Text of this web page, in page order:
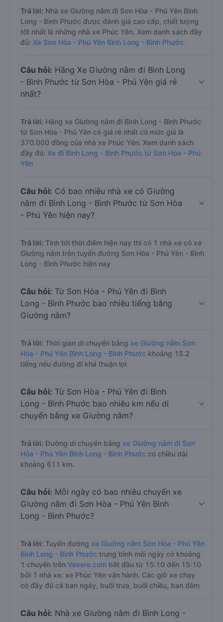
Trả lời: Nhà xe Giường nằm đi Sơn Hòa - Phú Yên Bình
Long - Bình Phước được đánh giá cao cấp, chất lượng
tốt nhất là những nhà xe Phúc Yên. Xem danh sách đầy
đủ: Xe Sơn Hòa - Phú Yên Bình Long - Bình Phước
Câu hỏi: Hãng Xe Giường nằm đi Bình Long
- Bình Phước từ Sơn Hòa - Phú Yên giá rẻ
nhất?
Trả lời: Hãng xe Giường nằm đi Bình Long - Bình Phước
từ Sơn Hòa - Phú Yên có giá rẻ nhất có mức giá là
370.000 đồng của nhà xe Phúc Yên. Xem danh sách
đầy đủ: Xe đi Bình Long - Bình Phước từ Sơn Hòa - Phú
Yên
Câu hỏi: Có bao nhiêu nhà xe có Giường
nằm đi Bình Long - Bình Phước từ Sơn Hòa
- Phú Yên hiện nay?
Trả lời: Tính tới thời điểm hiện nay thì có 1 nhà xe có xe
Giường nằm trên tuyến đường Sơn Hòa - Phú Yên - Bình
Long - Bình Phước hiện nay
Câu hỏi: Từ Sơn Hòa - Phú Yên đi Bình
Long - Bình Phước bao nhiêu tiếng bằng
Giường nằm?
Trả lời: Thời gian di chuyển bằng xe Giường nằm Sơn
Hòa - Phú Yên Bình Long - Bình Phước khoảng 15.2
tiếng nếu đường đi khá thuận lợi
Câu hỏi: Từ Sơn Hòa - Phú Yên đi Bình
Long - Bình Phước bao nhiêu km nếu di
chuyển bằng xe Giường nằm?
Trả lời: Đường di chuyển bằng xe Giường nằm đi Sơn
Hòa - Phú Yên Bình Long - Bình Phước có chiều dài
khoảng 611 km.
Câu hỏi: Mỗi ngày có bao nhiêu chuyến xe
Giường nằm đi Sơn Hòa - Phú Yên Bình
Long - Bình Phước?
Trả lời: Tuyến đường xe Giường nằm Sơn Hòa - Phú Yên
Bình Long - Bình Phước trung bình mỗi ngày có khoảng
1 chuyến trên Vexere.com bắt đầu từ 15:10 đến 15:10
bởi 1 nhà xe: xe Phúc Yên vận hành. Các giờ xe chạy
có đầy đủ cả ban ngày, buổi trưa, buổi chiều, ban đêm
Câu hỏi: Nhà xe Giường nằm đi Bình Long -